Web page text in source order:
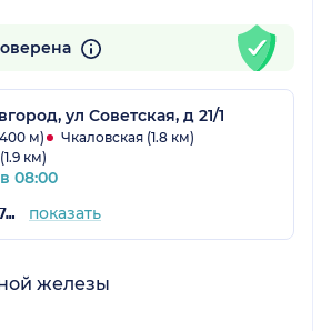
ул Советская, д 21/1
м)
Чкаловская (1.8 км)
км)
08:00
+7 (831) 231-07-43 показать
железы